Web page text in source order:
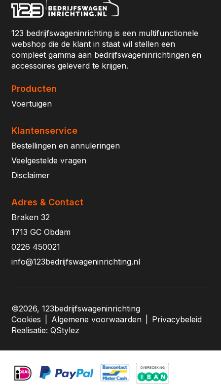
123 bedrijfswageninrichting is een multifunctionele
webshop die de klant in staat wil stellen een
compleet gamma aan bedrijfswageninrichtingen en
accessoires geleverd te krijgen.
Producten
Voertuigen
Klantenservice
Bestellingen en annuleringen
Veelgestelde vragen
Disclaimer
Adres & Contact
Braken 32
1713 GC Obdam
0226 450021
info@123bedrijfswageninrichting.nl
©2026, 123bedrijfswageninrichting
Cookies
Algemene voorwaarden
Privacybeleid
Realisatie: QStylez